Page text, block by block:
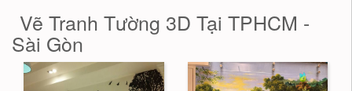
Vẽ Tranh Tường 3D Tại TPHCM -
Sài Gòn